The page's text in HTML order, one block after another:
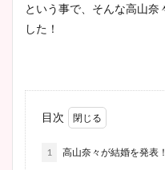
という事で、そんな高山奈
した！
目次
1 高山奈々が結婚を発表！